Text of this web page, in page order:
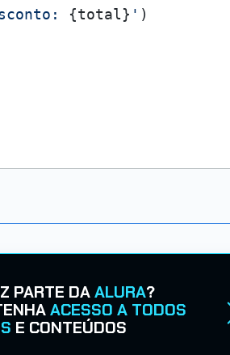
{total} ' )
PARTE DAALURA?
ACESSO A TODOS
E CONTEÚDOS